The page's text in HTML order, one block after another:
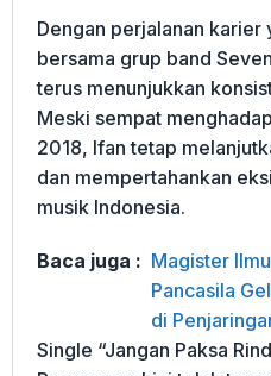
Dengan perjalanan
bersama grup band
terus menunjukkan
Meski sempat
2018, Ifan tetap
dan mempertahankan
musik Indonesia.
Baca juga : Magister
Pancasila
di
Single “Jangan Paksa